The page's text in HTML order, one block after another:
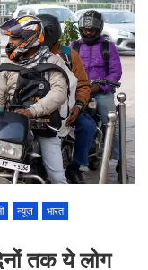
न्यूज़
भारत
तक ये लोग